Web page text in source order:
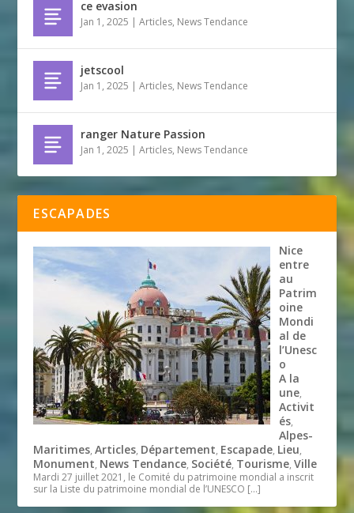
ce evasion
Jan 1, 2025 |Articles, News Tendance
jetscool
Jan 1, 2025 |Articles, News Tendance
ranger Nature Passion
Jan 1, 2025 |Articles, News Tendance
ESCAPADES
Nice
entre
au
Patrim
oine
Mondi
al de
l’Unesc
o
A la
une,
Activit
és,
Alpes-
Maritimes,Articles, Département, Escapade, Lieu,
Monument, News Tendance, Société, Tourisme,Ville
Mardi 27 juillet 2021, le Comité du patrimoine mondial a inscrit
sur la Liste du patrimoine mondial de l’UNESCO […]